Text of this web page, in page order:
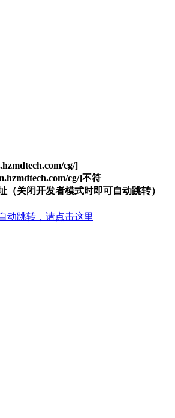
cg/]
cg/]不符
（关闭开发者模式时即可自动跳转）
动跳转，请点击这里